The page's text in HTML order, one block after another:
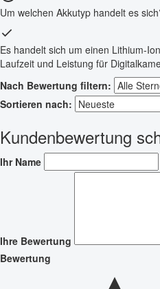
Um welchen Akkutyp handelt es
Es handelt sich um einen Lithium-
Laufzeit und Leistung für
Nach Bewertung filtern:
Sortieren nach:
Kundenbewertung
Ihr Name
Ihre Bewertung
Bewertung